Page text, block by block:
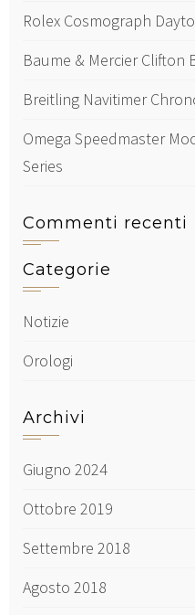
Rolex Cosmograph
Baume & Mercier Clifton
Breitling Navitimer
Omega Speedmaster
Series
Commenti recenti
Categorie
Notizie
Orologi
Archivi
Giugno 2024
Ottobre 2019
Settembre 2018
Agosto 2018